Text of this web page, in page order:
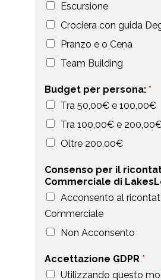
Escursione
Crociera con guida
Pranzo e o Cena
Team Building
Budget per persona: *
Tra 50,00€ e 100,00€
Tra 100,00€ e
Oltre 200,00€
Consenso per il
Commerciale di
Acconsento al
Commerciale
Non Acconsento
Accettazione GDPR *
Utilizzando questo